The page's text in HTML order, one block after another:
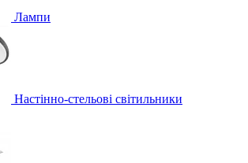
Лампи
Настінно-стельові світильники